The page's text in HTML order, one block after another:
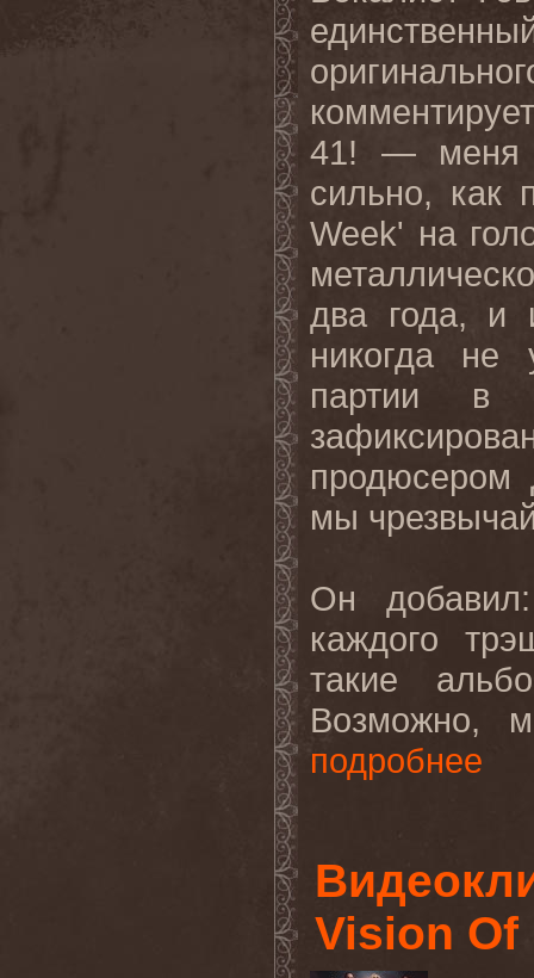
41! — меня
сильно, как
Week' на
два года, и
никогда не
партии в
мы
Он
каждого
такие
Возможно,
подробнее
Vision Of